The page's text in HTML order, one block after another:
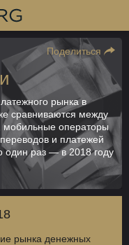
Поделиться
рынка в
сравниваются между
мобильные операторы
и платежей
один раз — в 2018 году
рынка денежных